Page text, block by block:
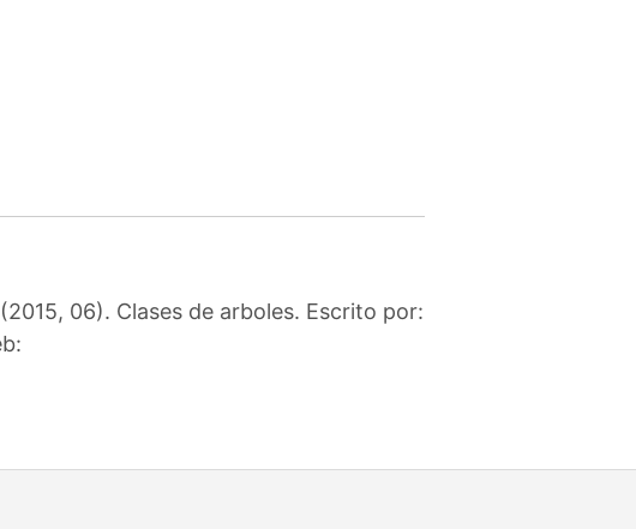
06). Clases de arboles. Escrito por: